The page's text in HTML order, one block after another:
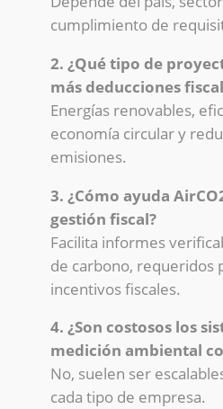
cumplimiento de
2. ¿Qué tipo de
más deducciones
Energías renovables,
economía circular y
emisiones.
3. ¿Cómo ayuda
gestión fiscal?
Facilita informes
de carbono, requeridos
incentivos fiscales.
4. ¿Son costosos los
medición ambiental
No, suelen ser
cada tipo de empresa.